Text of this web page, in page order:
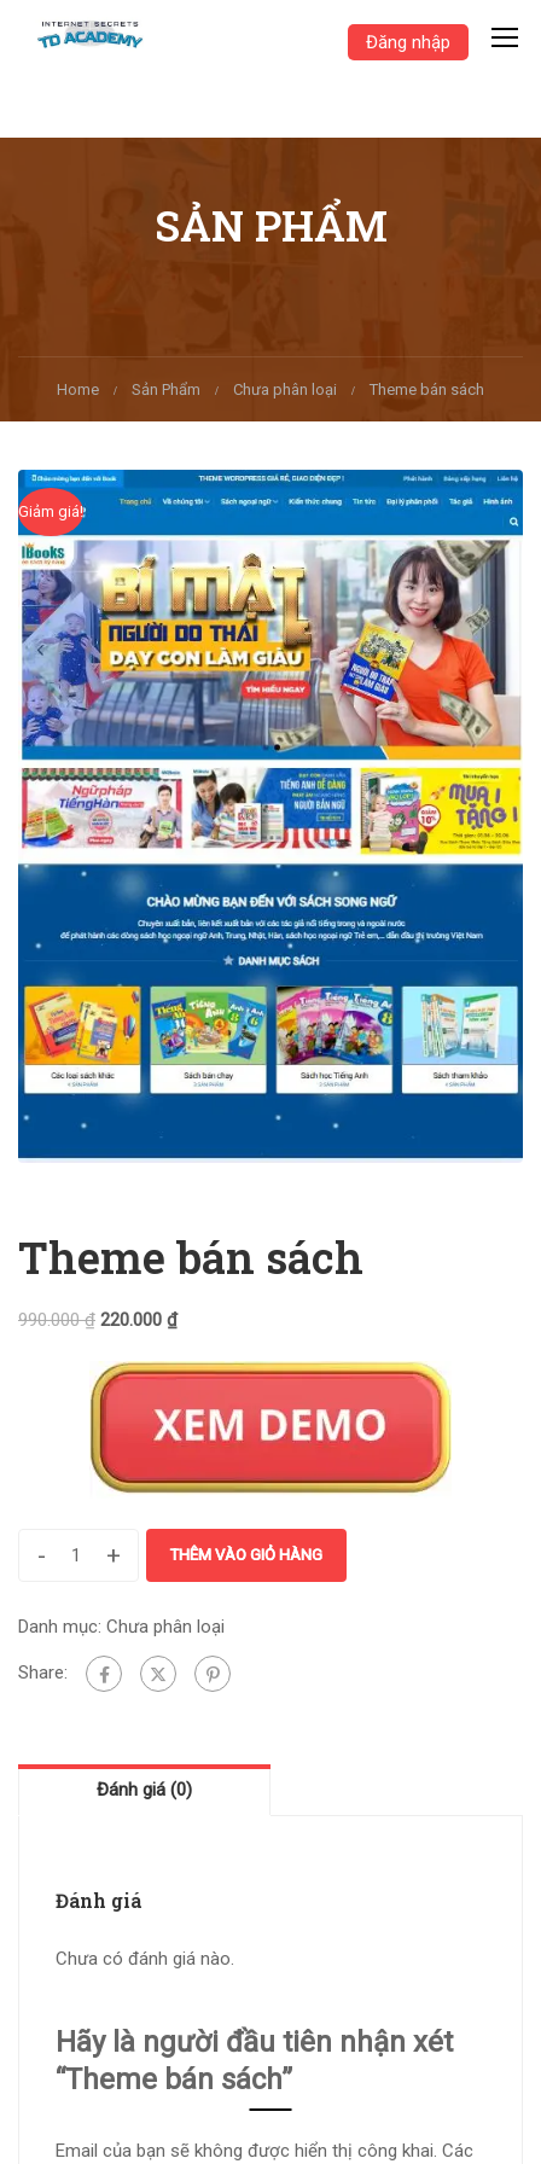
Đăng nhập
SẢN PHẨM
Home Sản Phẩm Chưa phân loại Theme bán sách
Giảm giá!
Theme bán sách
990.000₫ 220.000 ₫
- + THÊM VÀO GIỎ HÀNG
Danh mục: Chưa phân loại
Share:
Đánh giá (0)
Đánh giá
Chưa có đánh giá nào.
Hãy là người đầu tiên nhận xét
“Theme bán sách”
Email của bạn sẽ không được hiển thị công khai. Các